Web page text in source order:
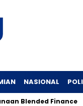
NASIONAL
Finance